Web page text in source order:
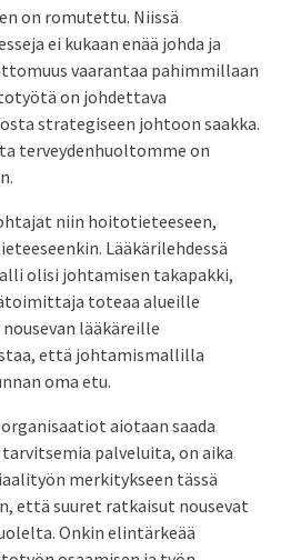
on romutettu. Niissä
ei kukaan enää johda ja
vaarantaa pahimmillaan
on johdettava
strategiseen johtoon saakka.
terveydenhuoltomme on
niin hoitotieteeseen,
Lääkärilehdessä
olisi johtamisen takapakki,
toteaa alueille
lääkäreille
että johtamismallilla
oma etu.
aiotaan saada
palveluita, on aika
merkitykseen tässä
että suuret ratkaisut nousevat
Onkin elintärkeää